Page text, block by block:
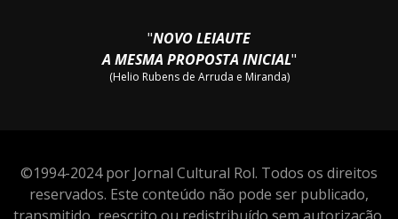
"NOVO LEIAUTE
A MESMA PROPOSTA INICIAL"
(Helio Rubens de Arruda e Miranda)
©1994-2024 por Jornal Cultural Rol. Todos os direitos
reservados. Este conteúdo não pode ser publicado,